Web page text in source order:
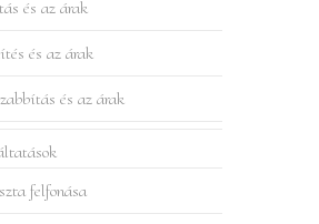
és az árak
és az árak
és az árak
felfonása